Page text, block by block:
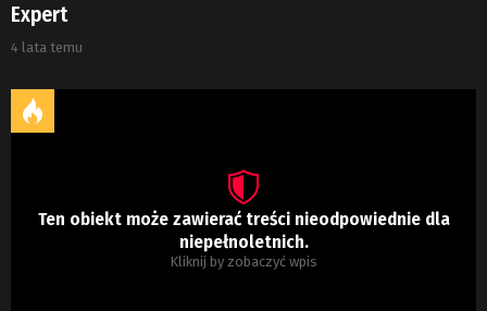
Expert
4 lata temu
Ten obiekt może zawierać treści nieodpowiednie dla
niepełnoletnich.
Kliknij by zobaczyć wpis